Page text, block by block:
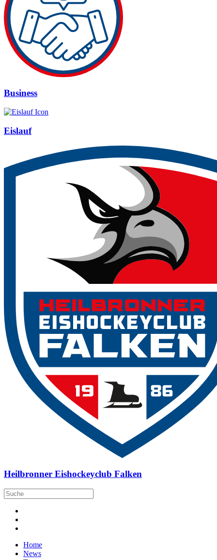
Business
Eislauf
Heilbronner Eishockeyclub Falken
Home
News